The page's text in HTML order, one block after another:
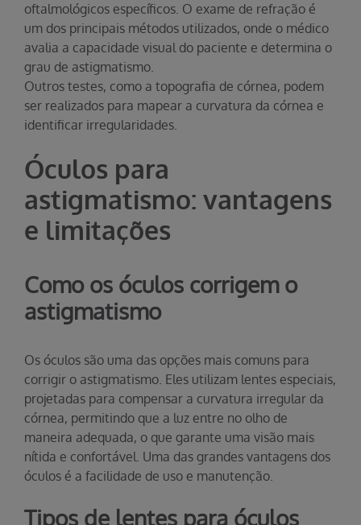
oftalmológicos específicos. O exame de refração é
um dos principais métodos utilizados, onde o médico
avalia a capacidade visual do paciente e determina o
grau de astigmatismo.
Outros testes, como a topografia de córnea, podem
ser realizados para mapear a curvatura da córnea e
identificar irregularidades.
Óculos para
astigmatismo: vantagens
e limitações
Como os óculos corrigem o
astigmatismo
Os óculos são uma das opções mais comuns para
corrigir o astigmatismo. Eles utilizam lentes especiais,
projetadas para compensar a curvatura irregular da
córnea, permitindo que a luz entre no olho de
maneira adequada, o que garante uma visão mais
nítida e confortável. Uma das grandes vantagens dos
óculos é a facilidade de uso e manutenção.
Tipos de lentes para óculos